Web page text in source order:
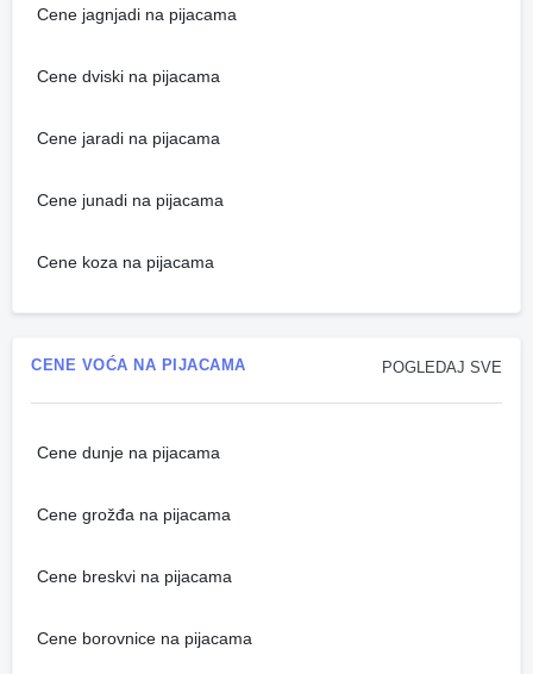
Cene jagnjadi na pijacama
Cene dviski na pijacama
Cene jaradi na pijacama
Cene junadi na pijacama
Cene koza na pijacama
POGLEDAJ SVE
CENE VOĆA NA PIJACAMA
Cene dunje na pijacama
Cene grožđa na pijacama
Cene breskvi na pijacama
Cene borovnice na pijacama